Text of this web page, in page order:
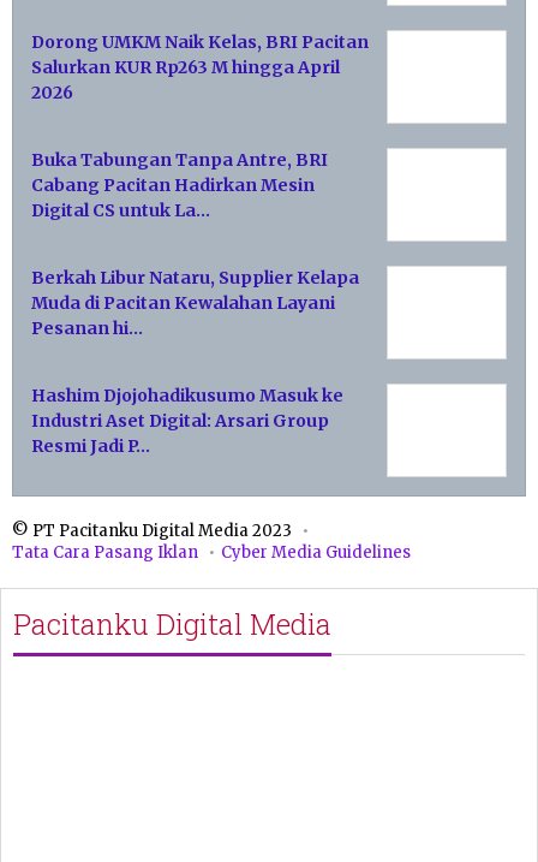
Dorong UMKM Naik Kelas, BRI Pacitan
Salurkan KUR Rp263 M hingga April
2026
Buka Tabungan Tanpa Antre, BRI
Cabang Pacitan Hadirkan Mesin
Digital CS untuk La…
Berkah Libur Nataru, Supplier Kelapa
Muda di Pacitan Kewalahan Layani
Pesanan hi…
Hashim Djojohadikusumo Masuk ke
Industri Aset Digital: Arsari Group
Resmi Jadi P…
© PT Pacitanku Digital Media 2023
Tata Cara Pasang Iklan
Cyber Media Guidelines
Pacitanku Digital Media